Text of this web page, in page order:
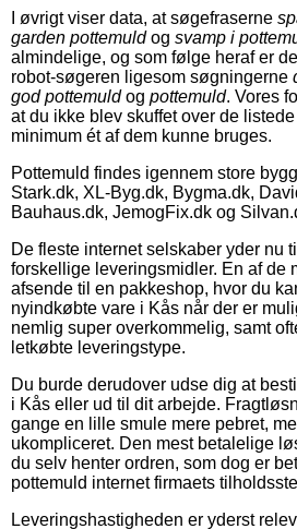
I øvrigt viser data, at søgefraserne
garden pottemuldog svamp i
almindelige, og som følge heraf er
robot-søgeren ligesom søgningerne
god pottemuldog pottemuld. Vores
at du ikke blev skuffet over de
minimum ét af dem kunne bruges.
Pottemuld findes igennem store
Stark.dk, XL-Byg.dk, Bygma.dk,
Bauhaus.dk, JemogFix.dk og
De fleste internet selskaber yder nu
forskellige leveringsmidler. En af de
afsende til en pakkeshop, hvor du
nyindkøbte vare i Kås når der er
nemlig super overkommelig, samt
letkøbte leveringstype.
Du burde derudover udse dig at
i Kås eller ud til dit arbejde.
gange en lille smule mere pebret,
ukompliceret. Den mest betalelige
du selv henter ordren, som dog er
pottemuld internet firmaets
Leveringshastigheden er yderst